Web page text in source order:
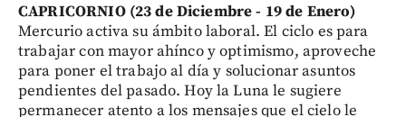
CAPRICORNIO (23 de Diciembre - 19 de Enero)
Mercurio activa su ámbito laboral. El ciclo es para
trabajar con mayor ahínco y optimismo, aproveche
para poner el trabajo al día y solucionar asuntos
pendientes del pasado. Hoy la Luna le sugiere
permanecer atento a los mensajes que el cielo le